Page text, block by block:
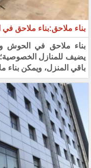
بناء ملاحق:بناء ملاحق
بناء ملاحق في الحوش
يضيف للمنازل
باقي المنزل، ويمكن بناء